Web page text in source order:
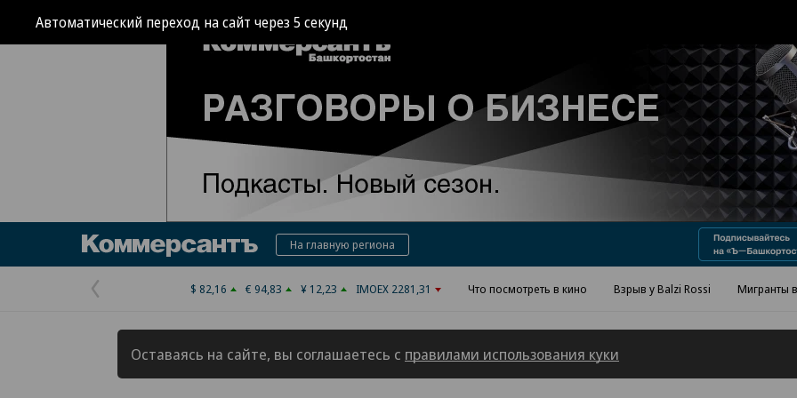
Автоматический переход на сайт через4 секунд
Реклама в «Ъ» www.kommersant.ru/ad
КоммерсантъНа главную региона
Предыдущая
страница
$ 82,16 € 94,83 ¥ 12,23 IMOEX 2281,31 Что посмотреть в кино Взрыв у Balzi Rossi Мигранты
Оставаясь на сайте, вы соглашаетесь с правилами использования куки